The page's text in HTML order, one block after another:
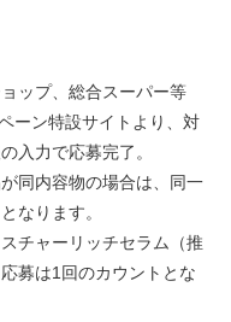
ップ、総合スーパー等
ーン特設サイトより、対
入力で応募完了。
同内容物の場合は、同一
なります。
チャーリッチセラム（推
募は1回のカウントとな